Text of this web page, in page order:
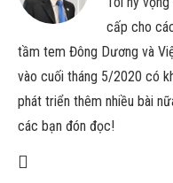
cấp cho
tầm tem Đông Dương và
vào cuối tháng 5/2020 có
phát triển thêm nhiều bài
các bạn đón đọc!